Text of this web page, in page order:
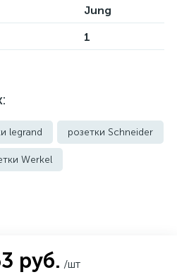
Jung
1
legrand розетки Schneider
Werkel
IP44 и выше
руб. /шт